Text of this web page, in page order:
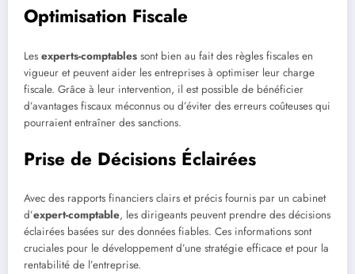
Optimisation Fiscale
Les experts-comptables sont bien au fait des règles fiscales en
vigueur et peuvent aider les entreprises à optimiser leur charge
fiscale. Grâce à leur intervention, il est possible de bénéficier
d’avantages fiscaux méconnus ou d’éviter des erreurs coûteuses qui
pourraient entraîner des sanctions.
Prise de Décisions Éclairées
Avec des rapports financiers clairs et précis fournis par un cabinet
d’expert-comptable, les dirigeants peuvent prendre des décisions
éclairées basées sur des données fiables. Ces informations sont
cruciales pour le développement d’une stratégie efficace et pour la
rentabilité de l’entreprise.